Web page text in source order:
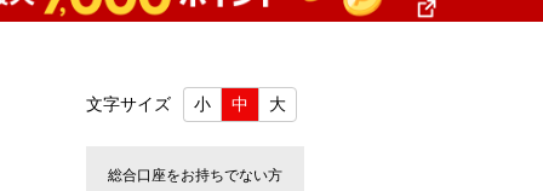
文字サイズ 小 中 大
総合口座をお持ちでない方